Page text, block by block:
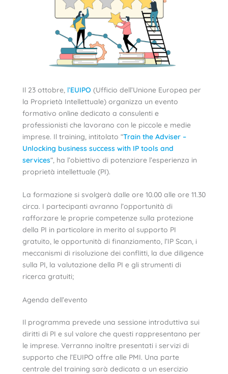
Il 23 ottobre, l’EUIPO (Ufficio dell’Unione Europea per
la Proprietà Intellettuale) organizza un evento
formativo online dedicato a consulenti e
professionisti che lavorano con le piccole e medie
imprese. Il training, intitolato “Train the Adviser –
Unlocking business success with IP tools and
services“, ha l’obiettivo di potenziare l’esperienza in
proprietà intellettuale (PI).
La formazione si svolgerà dalle ore 10.00 alle ore 11.30
circa. I partecipanti avranno l’opportunità di
rafforzare le proprie competenze sulla protezione
della PI in particolare in merito al supporto PI
gratuito, le opportunità di finanziamento, l’IP Scan, i
meccanismi di risoluzione dei conflitti, la due diligence
sulla PI, la valutazione della PI e gli strumenti di
ricerca gratuiti;
Agenda dell’evento
Il programma prevede una sessione introduttiva sui
diritti di PI e sul valore che questi rappresentano per
le imprese. Verranno inoltre presentati i servizi di
supporto che l’EUIPO offre alle PMI. Una parte
centrale del training sarà dedicata a un esercizio